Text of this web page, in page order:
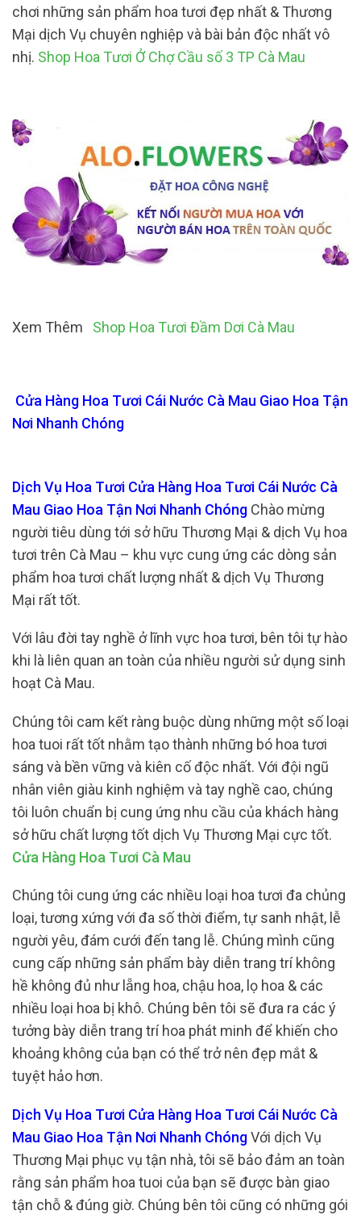
chơi những sản phẩm hoa tươi đẹp nhất & Thương
Mại dịch Vụ chuyên nghiệp và bài bản độc nhất vô
nhị. Shop Hoa Tươi Ở Chợ Cầu số 3 TP Cà Mau
Xem Thêm Shop Hoa Tươi Đầm Dơi Cà Mau
Cửa Hàng Hoa Tươi Cái Nước Cà Mau Giao Hoa Tận
Nơi Nhanh Chóng
Dịch Vụ Hoa Tươi Cửa Hàng Hoa Tươi Cái Nước Cà
Mau Giao Hoa Tận Nơi Nhanh Chóng Chào mừng
người tiêu dùng tới sở hữu Thương Mại & dịch Vụ hoa
tươi trên Cà Mau – khu vực cung ứng các dòng sản
phẩm hoa tươi chất lượng nhất & dịch Vụ Thương
Mại rất tốt.
Với lâu đời tay nghề ở lĩnh vực hoa tươi, bên tôi tự hào
khi là liên quan an toàn của nhiều người sử dụng sinh
hoạt Cà Mau.
Chúng tôi cam kết ràng buộc dùng những một số loại
hoa tuoi rất tốt nhằm tạo thành những bó hoa tươi
sáng và bền vững và kiên cố độc nhất. Với đội ngũ
nhân viên giàu kinh nghiệm và tay nghề cao, chúng
tôi luôn chuẩn bị cung ứng nhu cầu của khách hàng
sở hữu chất lượng tốt dịch Vụ Thương Mại cực tốt.
Cửa Hàng Hoa Tươi Cà Mau
Chúng tôi cung ứng các nhiều loại hoa tươi đa chủng
loại, tương xứng với đa số thời điểm, tự sanh nhật, lễ
người yêu, đám cưới đến tang lễ. Chúng mình cũng
cung cấp những sản phẩm bày diễn trang trí không
hề không đủ như lẵng hoa, chậu hoa, lọ hoa & các
nhiều loại hoa bị khô. Chúng bên tôi sẽ đưa ra các ý
tưởng bày diễn trang trí hoa phát minh để khiến cho
khoảng không của bạn có thể trở nên đẹp mắt &
tuyệt hảo hơn.
Dịch Vụ Hoa Tươi Cửa Hàng Hoa Tươi Cái Nước Cà
Mau Giao Hoa Tận Nơi Nhanh ChóngVới dịch Vụ
Thương Mại phục vụ tận nhà, tôi sẽ bảo đảm an toàn
rằng sản phẩm hoa tuoi của bạn sẽ được bàn giao
tận chỗ & đúng giờ. Chúng bên tôi cũng có những gói